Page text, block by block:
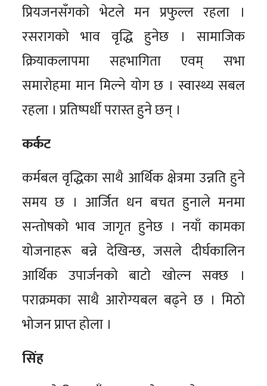
प्रियजनसँगको भेटले मन प्रफुल्ल रहला ।
रसरागको भाव वृद्धि हुनेछ । सामाजिक
क्रियाकलापमा सहभागिता एवम् सभा
समारोहमा मान मिल्ने योग छ । स्वास्थ्य सबल
रहला । प्रतिष्पर्धी परास्त हुने छन् ।
कर्कट
कर्मबल वृद्धिका साथै आर्थिक क्षेत्रमा उन्नति हुने
समय छ । आर्जित धन बचत हुनाले मनमा
सन्तोषको भाव जागृत हुनेछ । नयाँ कामका
योजनाहरू बन्ने देखिन्छ, जसले दीर्घकालिन
आर्थिक उपार्जनको बाटो खोल्न सक्छ ।
पराक्रमका साथै आरोग्यबल बढ्ने छ । मिठो
भोजन प्राप्त होला ।
सिंह